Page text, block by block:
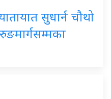
सुधार्न चौथो